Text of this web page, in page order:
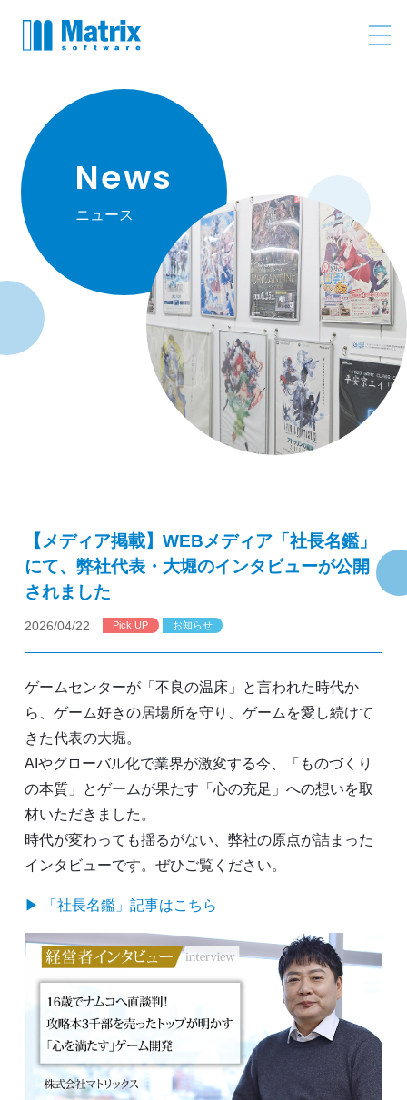
News
ニュース
【メディア掲載】WEBメディア「社長名鑑」
にて、弊社代表・大堀のインタビューが公開
されました
2026/04/22 Pick UP お知らせ
ゲームセンターが「不良の温床」と言われた時代か
ら、ゲーム好きの居場所を守り、ゲームを愛し続けて
きた代表の大堀。
AIやグローバル化で業界が激変する今、「ものづくり
の本質」とゲームが果たす「心の充足」への想いを取
材いただきました。
時代が変わっても揺るがない、弊社の原点が詰まった
インタビューです。ぜひご覧ください。
▶ 「社長名鑑」記事はこちら